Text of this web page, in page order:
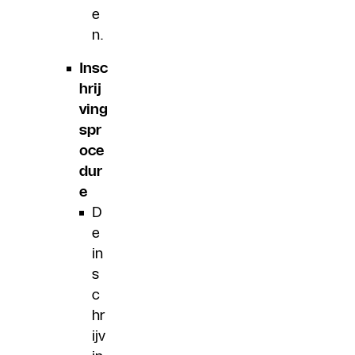
e
n.
Insc
hrij
ving
spr
oce
dur
e
D
e
in
s
c
hr
ijv